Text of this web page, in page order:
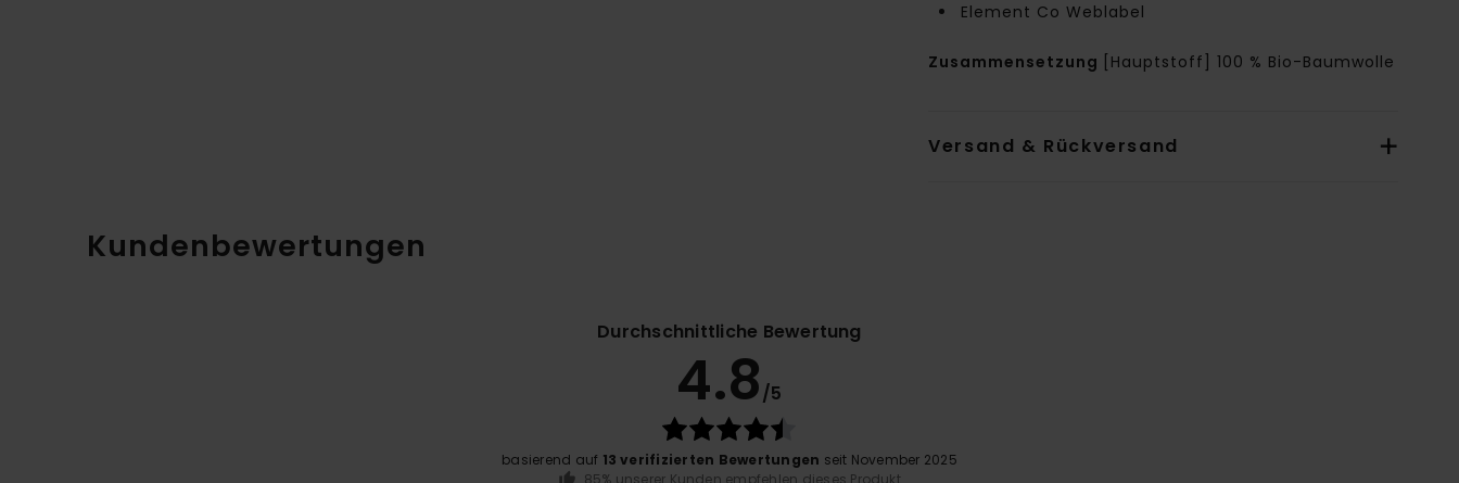
Element Co Weblabel
Zusammensetzung [Hauptstoff] 100 % Bio-Baumwolle
Versand & Rückversand
Kundenbewertungen
Durchschnittliche Bewertung
4.8/5
basierend auf 13 verifizierten Bewertungen seit November 2025